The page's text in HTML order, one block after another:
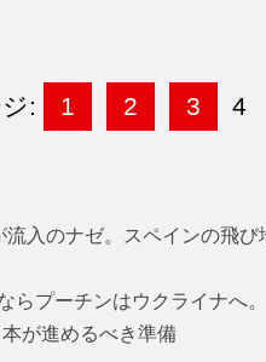
: 1 2 3 4
入のナゼ。スペインの飛
らプーチンはウクライナへ
が進めるべき準備